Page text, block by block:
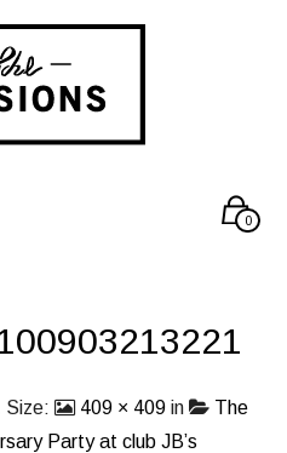
0
Size: 409 × 409in
The
Party at club JB’s